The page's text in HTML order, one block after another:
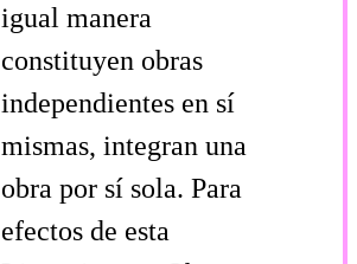
igual manera
constituyen obras
independientes en sí
mismas, integran una
obra por sí sola. Para
efectos de esta